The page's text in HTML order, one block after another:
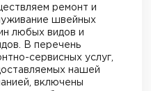
ремонт и
швейных
любых видов и
В перечень
сервисных услуг,
нашей
включены